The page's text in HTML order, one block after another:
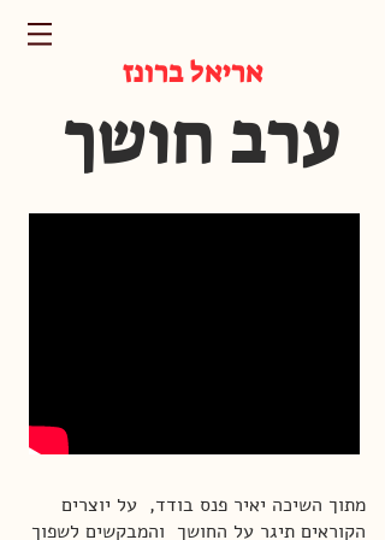
אריאל ברונז
ערב חושך
מתוך השיכה יאיר פנס בודד, על יוצרים
הקוראים תיגר על החושך והמבקשים לשפוך